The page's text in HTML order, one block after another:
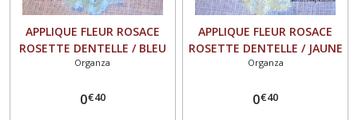
APPLIQUE FLEUR ROSACE
ROSETTE DENTELLE / BLEU
CIEL ** 40 mm ** à coudre
F24
Organza
0€40
APPLIQUE FLEUR ROSACE
ROSETTE DENTELLE / JAUNE
PÂLE ** 40 mm ** à coudre
F24
Organza
0€40